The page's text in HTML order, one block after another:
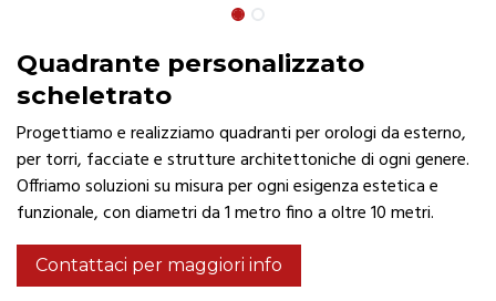
Quadrante personalizzato
scheletrato
Progettiamo e realizziamo quadranti per orologi da esterno,
per torri, facciate e strutture architettoniche di ogni genere.
Offriamo soluzioni su misura per ogni esigenza estetica e
funzionale, con diametri da 1 metro fino a oltre 10 metri.
Contattaci per maggiori info